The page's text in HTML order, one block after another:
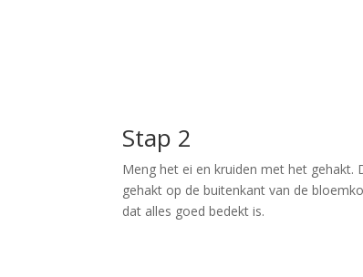
Stap 2
Meng het ei en kruiden met het gehakt.
gehakt op de buitenkant van de
dat alles goed bedekt is.